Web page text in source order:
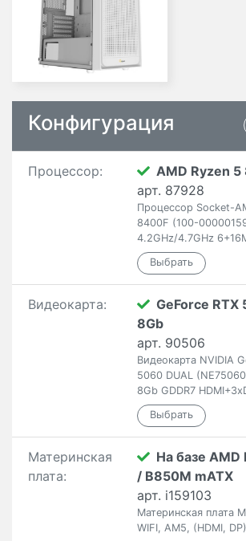
Конфигурация
Процессор:
AMD Ryzen
арт. 87928
Процессор Socket-
8400F (100-
4.2GHz/4.7GHz
Видеокарта:
GeForce RTX
8Gb
арт. 90506
Видеокарта NVIDIA
5060 DUAL
8Gb GDDR7
Материнская
плата:
На базе AMD
/ B850M mATX
арт. i159103
Материнская плата
WIFI, AM5, (HDMI,